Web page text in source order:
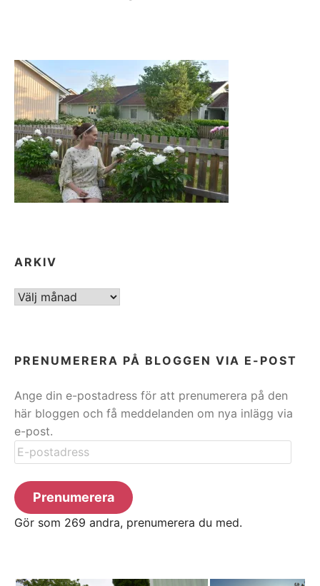
ARKIV
ARKIV
PRENUMERERA PÅ BLOGGEN VIA E-POST
Ange din e-postadress för att prenumerera på den
här bloggen och få meddelanden om nya inlägg via
e-post.
E-
postadress
Prenumerera
Gör som 269 andra, prenumerera du med.